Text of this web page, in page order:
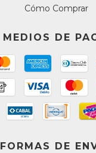
Cómo Comprar
MEDIOS DE
FORMAS DE